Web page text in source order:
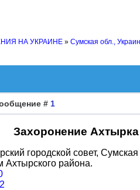
НА УКРАИНЕ » Сумская обл.,
# 1
Захоронение Ахтырка
городской совет, Сумская
Ахтырского района.